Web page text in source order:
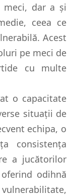
meci, dar a și
ceea ce
Acest
pe meci de
cu multe
o capacitate
situații de
echipa, o
consistența
a jucătorilor
odihnă